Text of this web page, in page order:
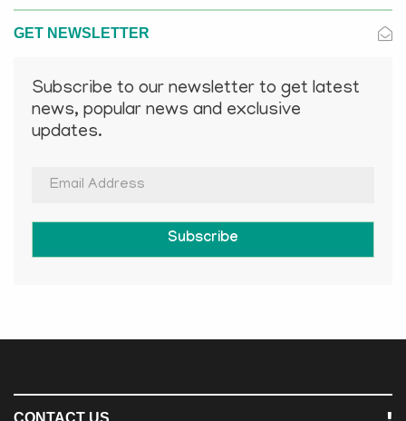
GET NEWSLETTER
Subscribe to our newsletter to get latest
news, popular news and exclusive
updates.
Subscribe
CONTACT US